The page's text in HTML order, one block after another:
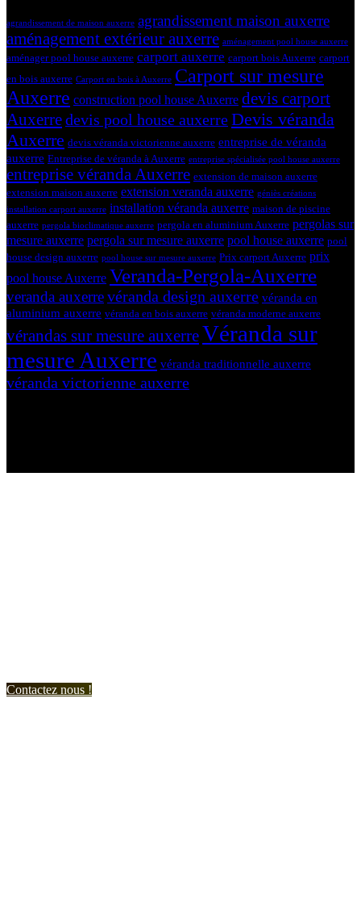
agrandissement de maison auxerre agrandissement maison auxerre
aménagement extérieur auxerre aménagement pool house auxerre
aménager pool house auxerre carport auxerre carport bois Auxerre carport
en bois auxerre Carport en bois à Auxerre Carport sur mesure
Auxerre construction pool house Auxerre devis carport
Auxerredevis pool house auxerreDevis véranda
Auxerre devis véranda victorienne auxerre entreprise de véranda
auxerre Entreprise de véranda à Auxerre entreprise spécialisée pool house auxerre
entreprise véranda Auxerre extension de maison auxerre
extension maison auxerre extension veranda auxerre géniès créations
installation carport auxerre installation véranda auxerre maison de piscine
auxerre pergola bioclimatique auxerre pergola en aluminium Auxerre pergolas sur
mesure auxerre pergola sur mesure auxerre pool house auxerre pool
house design auxerre pool house sur mesure auxerre Prix carport Auxerre prix
pool house Auxerre Veranda-Pergola-Auxerre
veranda auxerrevéranda design auxerre véranda en
aluminium auxerre véranda en bois auxerre véranda moderne auxerre
vérandas sur mesure auxerreVéranda sur
mesure Auxerre véranda traditionnelle auxerre
véranda victorienne auxerre
Contactez nous !